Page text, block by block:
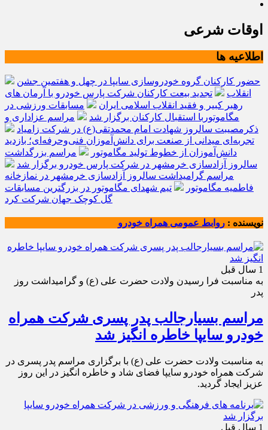
اوقات شرعی
اطلاعیه ها
حضور کارکنان گروه خودروسازی سایپا در چهل و هفتمین جشن
انقلاب
تجدید بیعت کارکنان شرکت پارس خودرو با آرمان های
رهبر کبیر و فقید انقلاب اسلامی ایران
مسابقات ورزشی در
مگاموتوربا استقبال کارکنان برگزار شد
مراسم عزاداری و
ذکرمصیبت سالروز شهادت امام محمدتقی(ع) در شرکت زامیاد
تجربه‌ای میدانی از صنعت برای دانش‌آموزان فنی‌وحرفه‌ای؛ بازدید
دانش‌آموزان از خطوط تولید مگاموتور
مراسم بزرگداشت
سالروز آزادسازی خرمشهر در شرکت پارس خودرو برگزار شد
مراسم گرامیداشت سالروز آزادسازی خرمشهر در نمازخانه
فاطمیه مگاموتور
تیم شهدای مگاموتور در بزرگترین مسابقات
گل کوچک جهان شرکت کرد
نویسنده : روابط عمومی همراه خودرو
1 سال قبل
به مناسبت فرا رسیدن ولادت حضرت علی (ع) و گرامیداشت روز
پدر
مراسم بسیارجالب پدر پسری شرکت همراه
خودرو سایپا خاطره انگیز شد
به مناسبت ولادت حضرت علی (ع) با برگزاری مراسم پدر پسری در
شرکت همراه خودرو سایپا فضای شاد و خاطره انگیز در این روز
عزیز ایجاد گردید.
1 سال قبل